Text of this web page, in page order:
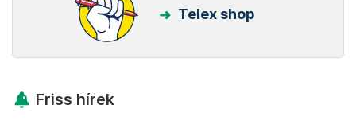
Telex shop
Friss hírek